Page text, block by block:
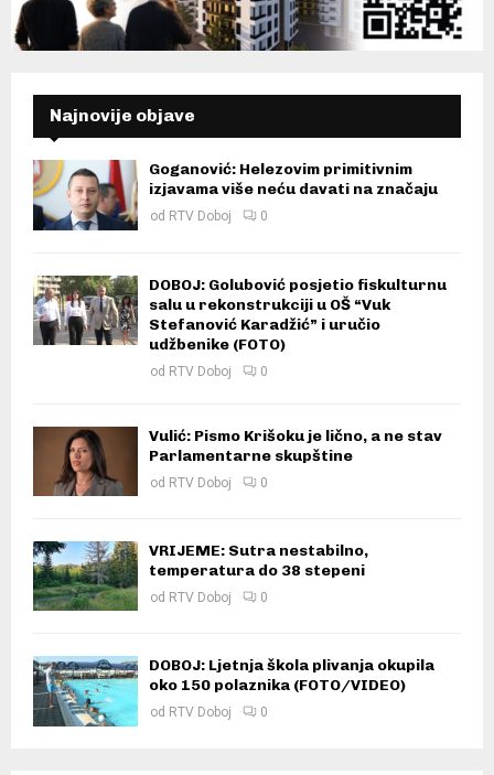
Najnovije objave
Goganović: Helezovim primitivnim
izjavama više neću davati na značaju
od RTV Doboj 0
DOBOJ: Golubović posjetio fiskulturnu
salu u rekonstrukciji u OŠ “Vuk
Stefanović Karadžić” i uručio
udžbenike (FOTO)
od RTV Doboj 0
Vulić: Pismo Krišoku je lično, a ne stav
Parlamentarne skupštine
od RTV Doboj 0
VRIJEME: Sutra nestabilno,
temperatura do 38 stepeni
od RTV Doboj 0
DOBOJ: Ljetnja škola plivanja okupila
oko 150 polaznika (FOTO/VIDEO)
od RTV Doboj 0